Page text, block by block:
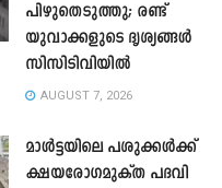
പിഴുതെടുത്തു; രണ്ട്
യുവാക്കളുടെ ദൃശ്യങ്ങൾ
സിസിടിവിയിൽ
AUGUST 7, 2026
മാൾട്ടയിലെ പശുക്കൾക്ക്
ക്ഷയരോഗമുക്ത പദവി